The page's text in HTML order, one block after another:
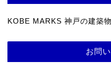
KOBE MARKS 神戸の建築
お問